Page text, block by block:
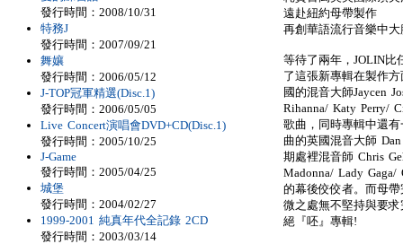
遠赴紐約母帶製作
再創華語流行音樂中
等待了兩年，JOLIN比
了這張新專輯在製作
國的混音大師Jaycen
Rihanna/ Katy Perry/
歌曲，同時專輯中還
曲的英國混音大師
期處裡混音師 Chris
Madonna/ Lady Gaga/
的幕後佼佼者。而母
微之處無不堅持與要
絕『呸』專輯!
發行時間：2008/10/31
特務J
發行時間：2007/09/21
舞孃
發行時間：2006/05/12
J-TOP冠軍精選(Disc.1)
發行時間：2006/05/05
Live Concert演唱會DVD+CD(Disc.1)
發行時間：2005/10/25
J-Game
發行時間：2005/04/25
城堡
發行時間：2004/02/27
1999-2001 純真年代全記錄 2CD
發行時間：2003/03/14